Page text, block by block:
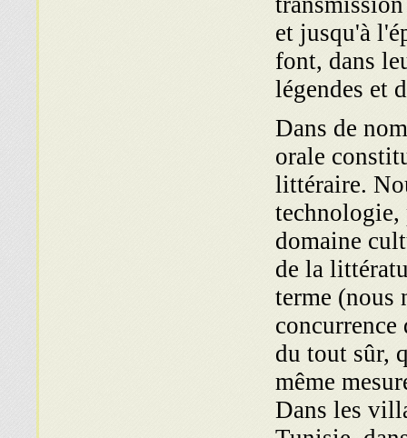
et jusqu'à
font, dans
légendes et
Dans de
orale
littéraire.
technologie,
domaine
de la
terme (nous
du tout sûr,
même
Dans les